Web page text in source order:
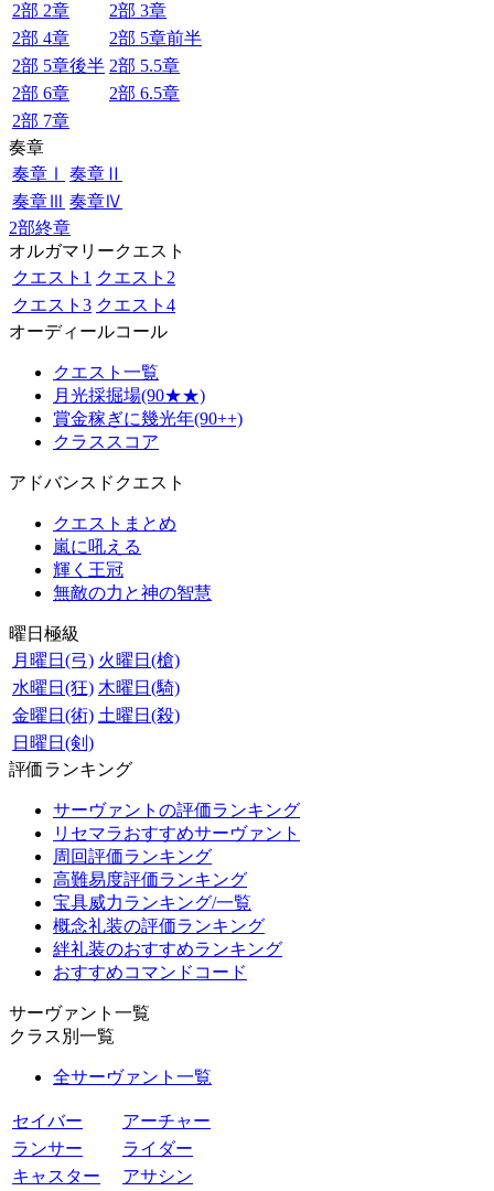
2部 2章
2部 3章
2部 4章
2部 5章前半
2部 5章後半 2部 5.5章
2部 6章
2部 6.5章
2部 7章
奏章
奏章Ⅰ
奏章Ⅱ
奏章Ⅲ 奏章Ⅳ
2部終章
オルガマリークエスト
クエスト1 クエスト2
クエスト3 クエスト4
オーディールコール
クエスト一覧
月光採掘場(90★★)
賞金稼ぎに幾光年(90++)
クラススコア
アドバンスドクエスト
クエストまとめ
嵐に吼える
輝く王冠
無敵の力と神の智慧
曜日極級
月曜日(弓) 火曜日(槍)
水曜日(狂) 木曜日(騎)
金曜日(術) 土曜日(殺)
日曜日(剣)
評価ランキング
サーヴァントの評価ランキング
リセマラおすすめサーヴァント
周回評価ランキング
高難易度評価ランキング
宝具威力ランキング/一覧
概念礼装の評価ランキング
絆礼装のおすすめランキング
おすすめコマンドコード
サーヴァント一覧
クラス別一覧
全サーヴァント一覧
セイバー
アーチャー
ランサー
ライダー
キャスター
アサシン